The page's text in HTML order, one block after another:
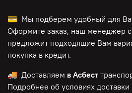
💳 Мы подберем удобный для
Оформите заказ, наш менеджер
предложит подходящие Вам
покупка в кредит.
🚚 Доставляем в Асбест
Подробнее об условиях